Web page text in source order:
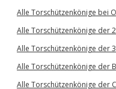
Alle Torschützenkönige bei
Alle Torschützenkönige der
Alle Torschützenkönige der
Alle Torschützenkönige der
Alle Torschützenkönige der